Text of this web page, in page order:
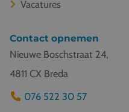
Vacatures
Contact opnemen
Nieuwe Boschstraat 24,
4811 CX Breda
076 522 30 57